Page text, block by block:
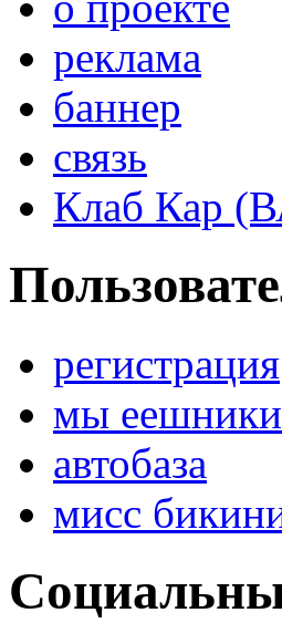
реклама
баннер
связь
Клаб Кар
регистрация
мы еешники
автобаза
мисс